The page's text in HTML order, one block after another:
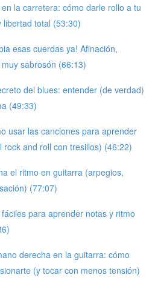
la carretera: cómo darle rollo a tu
total (53:30)
esas cuerdas ya! Afinación,
sabrosón (66:13)
del blues: entender (de verdad)
(49:33)
usar las canciones para aprender
and roll con tresillos) (46:22)
el ritmo en guitarra (arpegios,
(77:07)
para aprender notas y ritmo
derecha en la guitarra: cómo
(y tocar con menos tensión)